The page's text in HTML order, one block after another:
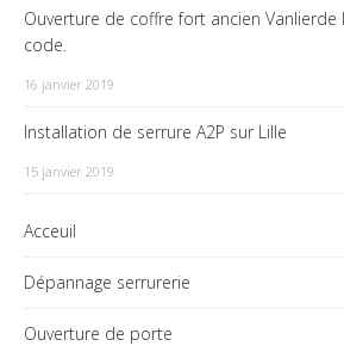
Ouverture de coffre fort ancien Vanlierde
code.
16 janvier 2019
Installation de serrure A2P sur Lille
15 janvier 2019
Acceuil
Dépannage serrurerie
Ouverture de porte